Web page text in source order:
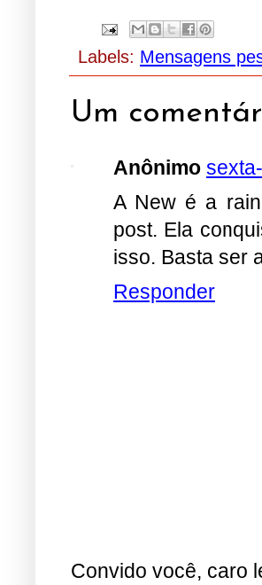
Labels: Mensagens
Um
Anônimo
A New é a
post. Ela
isso. Basta ser
Responder
Convido você, caro